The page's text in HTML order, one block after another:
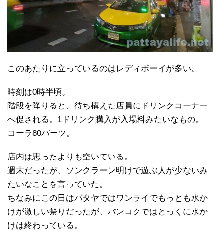
このあたりに立っているのはレディボーイが多い。
時刻は0時半頃。
階段を降りると、待ち構えた店員にドリンクコーナー
へ促される。1ドリンク購入が入場料みたいなもの。
コーラ80バーツ。
店内は思ったよりも空いている。
週末だったが、ソンクラーン明けで遊ぶ人が少ないみ
たいなことを言っていた。
ちなみにこの日はパタヤではワンライでもっとも水か
けが激しい祭りだったが、バンコクではとっくに水か
けは終わっている。